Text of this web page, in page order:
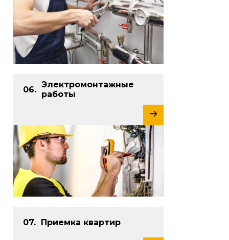
Электромонтажные
работы
Приемка квартир